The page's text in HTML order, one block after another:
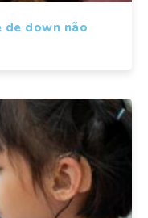
de down não